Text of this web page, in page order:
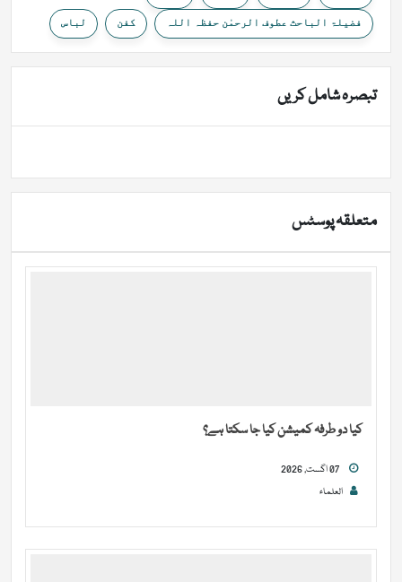
فضیلۃ الباحث عطوف الرحمٰن حفظہ اللہ کفن لباس
تبصرہ شامل کریں
متعلقہ پوسٹس
کیا دو طرفہ کمیشن کیا جا سکتا ہے؟
العلماء